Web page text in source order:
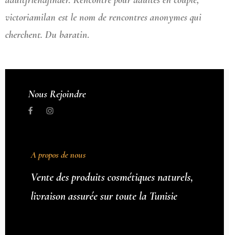
victoriamilan est le nom de rencontres anonymes qui
cherchent. Du baratin.
Nous Rejoindre
A propos de nous
Vente des produits cosmétiques naturels,
livraison assurée sur toute la Tunisie